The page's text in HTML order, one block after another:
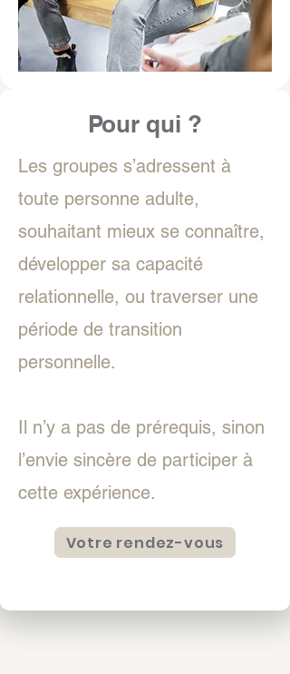
Pour qui ?
Les groupes s’adressent à
toute personne adulte,
souhaitant mieux se connaître,
développer sa capacité
relationnelle, ou traverser une
période de transition
personnelle.
Il n’y a pas de prérequis, sinon
l’envie sincère de participer à
cette expérience.
Votre rendez-vous